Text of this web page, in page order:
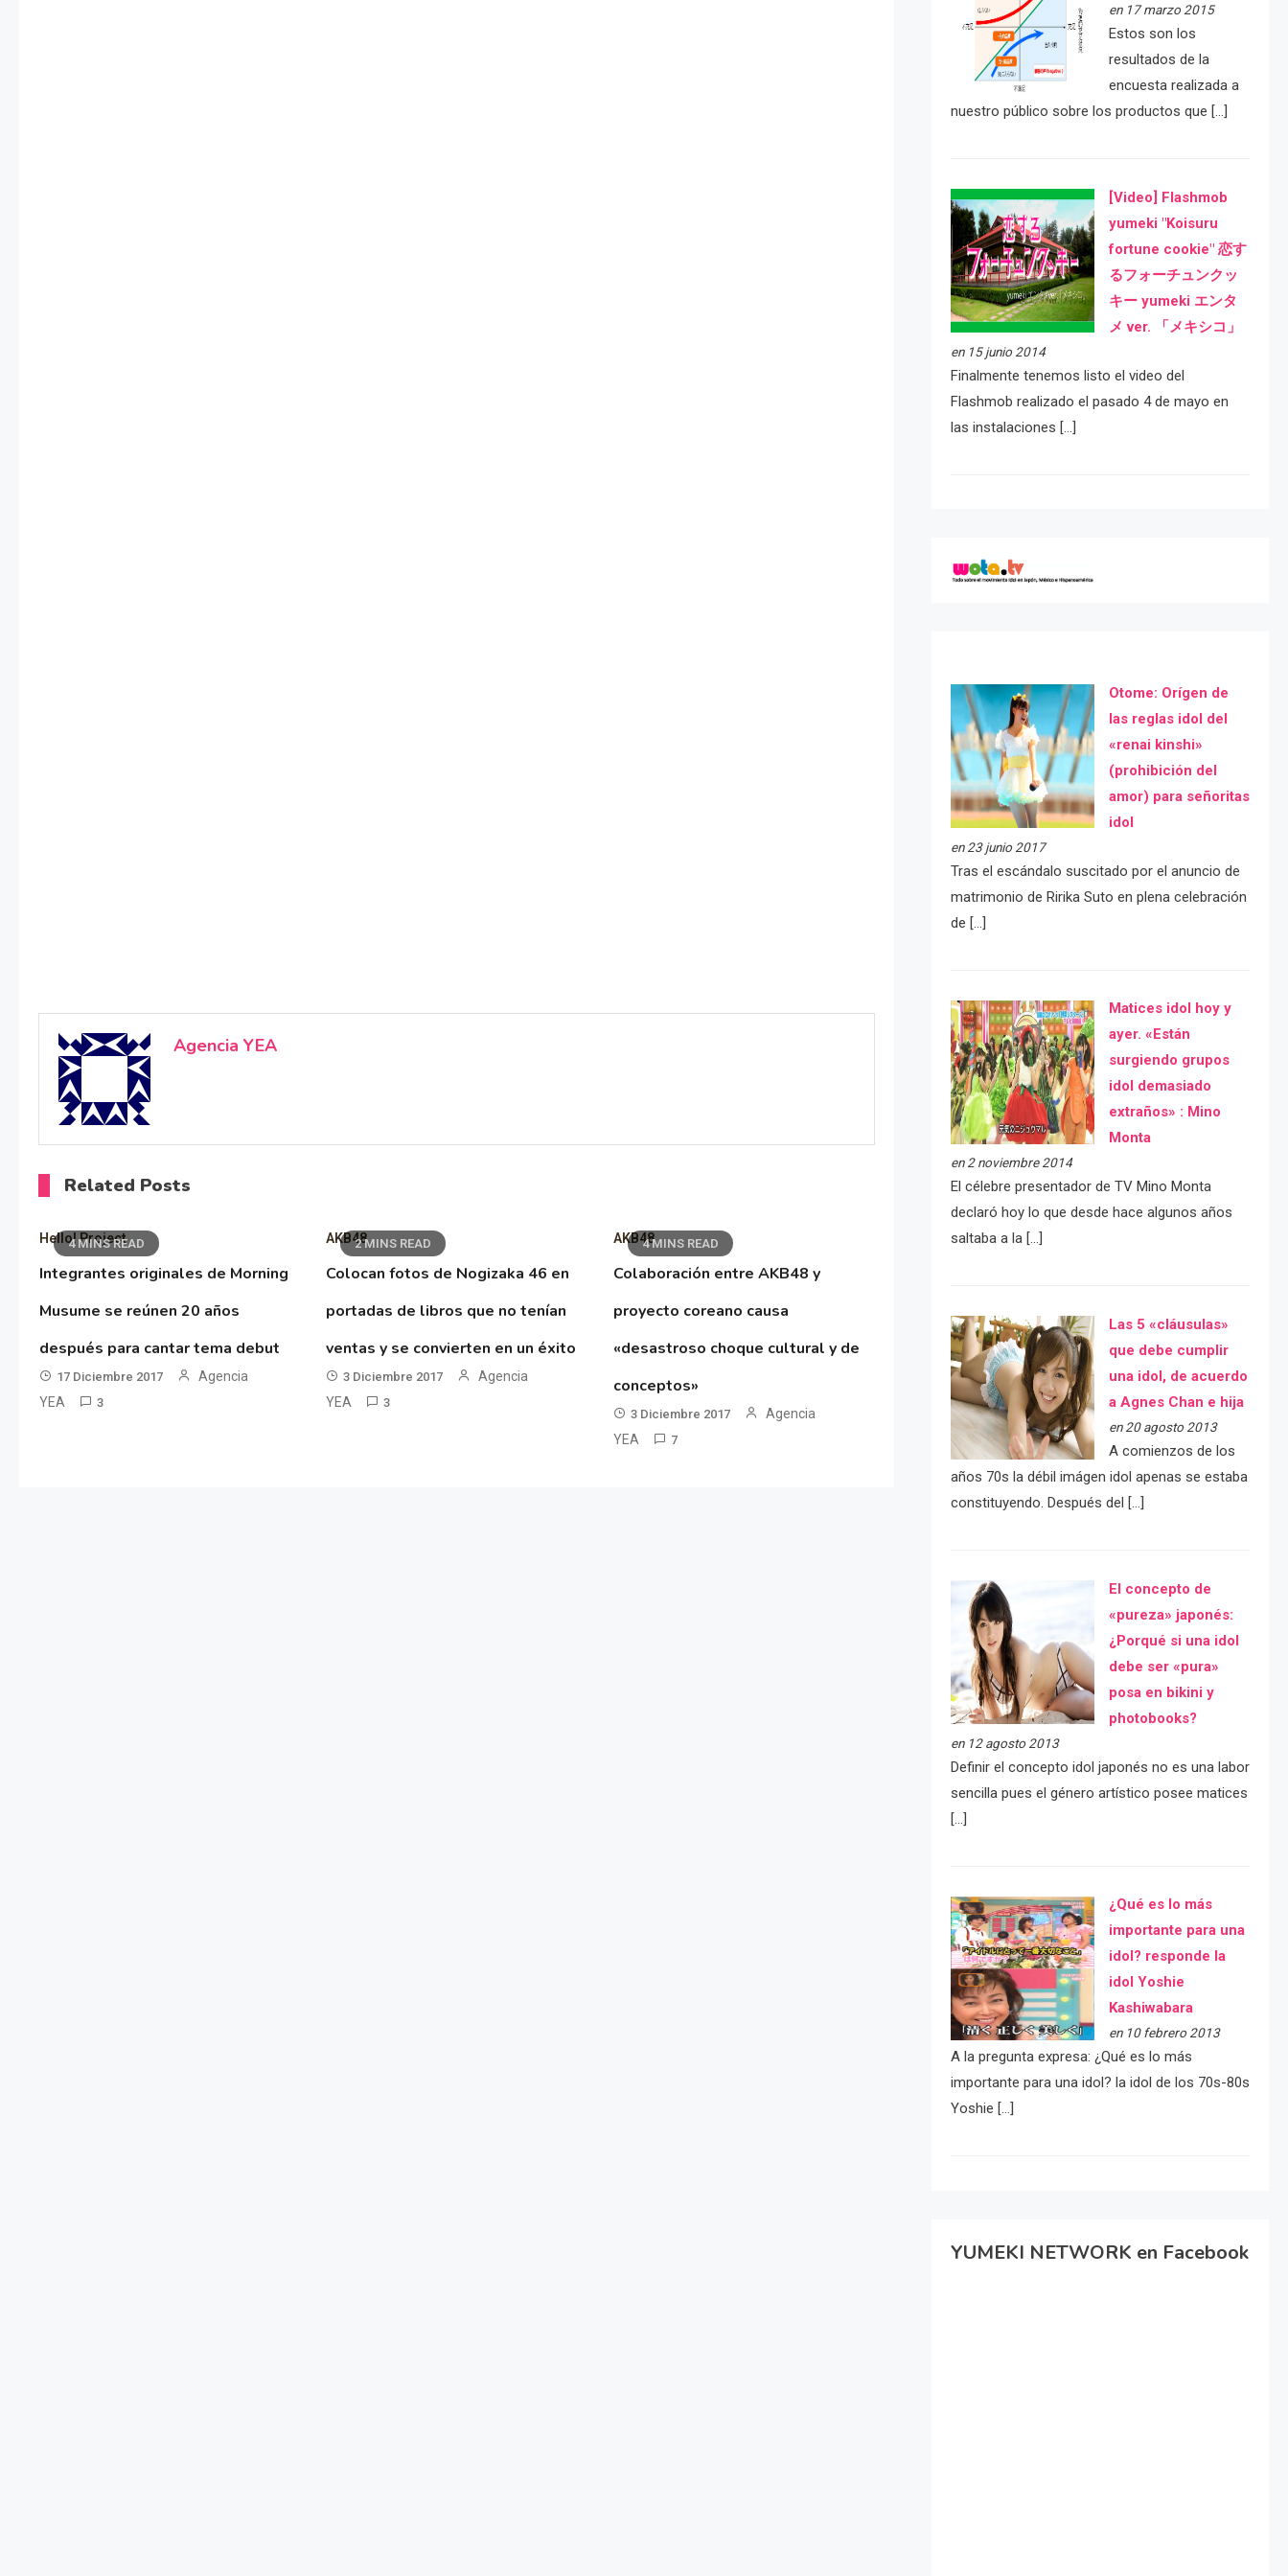
Agencia YEA
Related Posts
4 MINS READ
Hello! Project
Integrantes originales de Morning
Musume se reúnen 20 años
después para cantar tema debut
17 Diciembre 2017
Agencia
YEA
3
2 MINS READ
AKB48
Colocan fotos de Nogizaka 46 en
portadas de libros que no tenían
ventas y se convierten en un éxito
3 Diciembre 2017
Agencia
YEA
3
4 MINS READ
AKB48
Colaboración entre AKB48 y
proyecto coreano causa
«desastroso choque cultural y de
conceptos»
3 Diciembre 2017
Agencia
YEA
7
en 17 marzo 2015
Estos son los
resultados de la
encuesta realizada a
nuestro público sobre los productos que […]
[Video] Flashmob
yumeki "Koisuru
fortune cookie" 恋す
るフォーチュンクッ
キー yumeki エンタ
メ ver. 「メキシコ」
en 15 junio 2014
Finalmente tenemos listo el video del
Flashmob realizado el pasado 4 de mayo en
las instalaciones […]
Otome: Orígen de
las reglas idol del
«renai kinshi»
(prohibición del
amor) para señoritas
idol
en 23 junio 2017
Tras el escándalo suscitado por el anuncio de
matrimonio de Ririka Suto en plena celebración
de […]
Matices idol hoy y
ayer. «Están
surgiendo grupos
idol demasiado
extraños» : Mino
Monta
en 2 noviembre 2014
El célebre presentador de TV Mino Monta
declaró hoy lo que desde hace algunos años
saltaba a la […]
Las 5 «cláusulas»
que debe cumplir
una idol, de acuerdo
a Agnes Chan e hija
en 20 agosto 2013
A comienzos de los
años 70s la débil imágen idol apenas se estaba
constituyendo. Después del […]
El concepto de
«pureza» japonés:
¿Porqué si una idol
debe ser «pura»
posa en bikini y
photobooks?
en 12 agosto 2013
Definir el concepto idol japonés no es una labor
sencilla pues el género artístico posee matices
[…]
¿Qué es lo más
importante para una
idol? responde la
idol Yoshie
Kashiwabara
en 10 febrero 2013
A la pregunta expresa: ¿Qué es lo más
importante para una idol? la idol de los 70s-80s
Yoshie […]
YUMEKI NETWORK en Facebook